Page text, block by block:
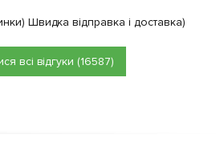
Швидка відправка і доставка)
всі відгуки (16587)